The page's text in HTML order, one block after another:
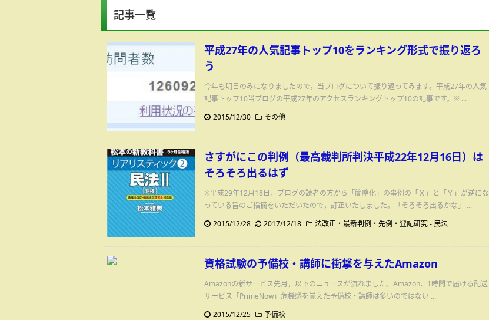
記事一覧
平成27年の人気記事トップ10をランキング形式で振り返ろ
う
今年も明日のみになりましたので，当ブログについて振り返ってみます。平成27年の人気
記事トップ10当ブログの平成27年のアクセスランキングトップ10の記事です。※ ...
2015/12/30
その他
さすがにこの判例（最高裁判所判決平成22年12月16日）は
そろそろ出るはず
※平成29年12月18日，ブログの読者の方から「簡略化」の事例の「Ｘ」と「Ｙ」が逆にな
っている旨のご指摘をいただいたので，訂正いたしました。「そろそろ出るかな」 ...
2015/12/28
2017/12/18 法改正・最新判例・先例・登記研究- 民法
資格試験の予備校・講師に衝撃を与えたAmazon
Amazonの新サービス先月，以下のニュースが流れました。Amazon、1時間で届ける配送
サービス「PrimeNow」危機感を覚えた予備校・講師は多いのではない ...
2015/12/25
予備校